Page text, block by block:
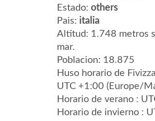
Estado: others
Pais: italia
Altitud: 1.748 metros
mar.
Poblacion: 18.875
Huso horario de
UTC +1:00 (Europe/
Horario de verano :
Horario de invierno :